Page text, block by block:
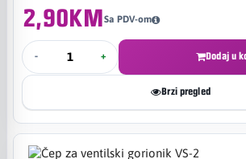
2,90KMSa PDV-om
- + Dodaj u
Brzi pregled